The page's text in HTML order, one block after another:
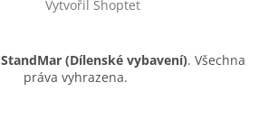
Vytvořil Shoptet
StandMar (Dílenské vybavení). Všechna
práva vyhrazena.